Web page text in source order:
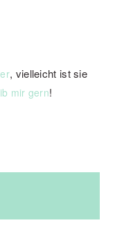
, vielleicht ist sie
mir gern!